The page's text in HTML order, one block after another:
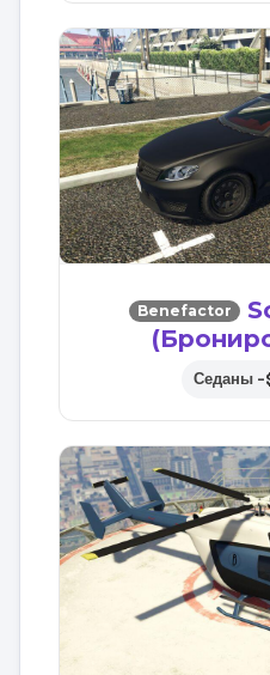
Benefactor
Седаны –